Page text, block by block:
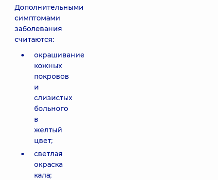
Дополнительными
симптомами
заболевания
считаются:
окрашивание
кожных
покровов
и
слизистых
больного
в
желтый
цвет;
светлая
окраска
кала;